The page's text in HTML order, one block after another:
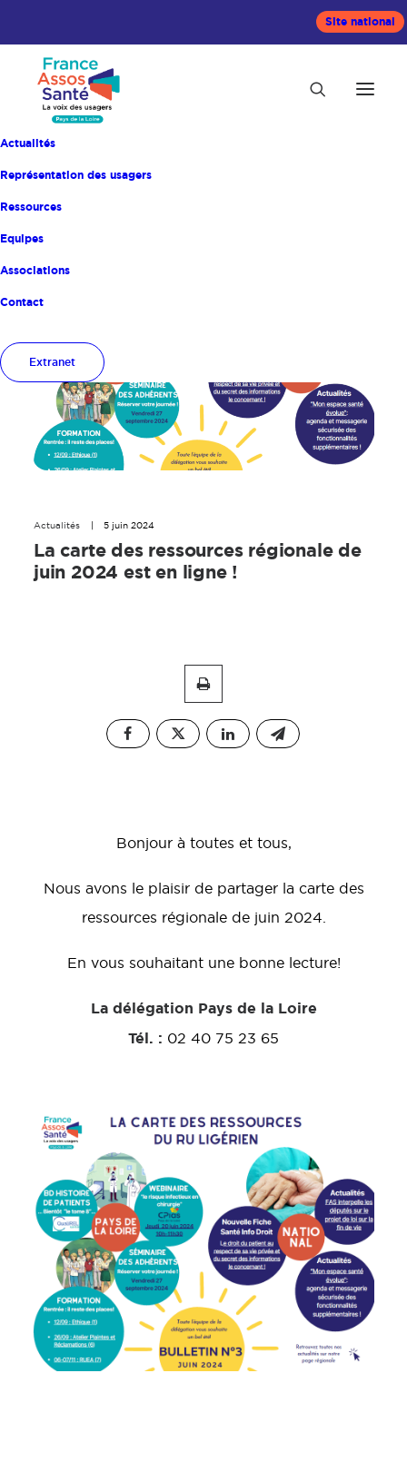
Site national
Actualités
Représentation des usagers
Ressources
Equipes
Associations
Contact
Extranet
Actualités 5 juin 2024
La carte des ressources régionale de
juin 2024 est en ligne !
Bonjour à toutes et tous,
Nous avons le plaisir de partager la carte des
ressources régionale de juin 2024.
En vous souhaitant une bonne lecture!
La délégation Pays de la Loire
Tél. : 02 40 75 23 65